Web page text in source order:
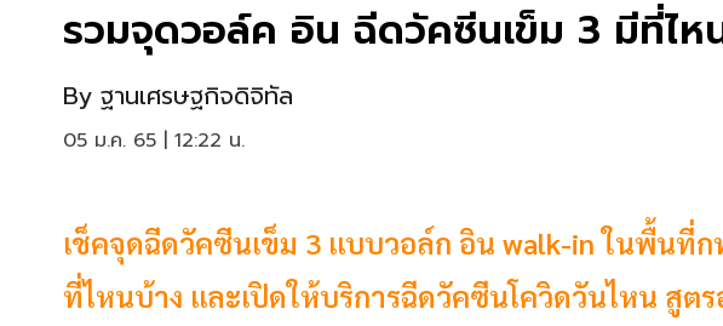
รวมจุดวอล์ค อิน ฉีดวัคซีนเข็ม 3 มีที่ไห
By ฐานเศรษฐกิจดิจิทัล
05 ม.ค. 65 | 12:22 น.
เช็คจุดฉีดวัคซีนเข็ม 3 แบบวอล์ก อิน walk-in ในพื้นที่
ที่ไหนบ้าง และเปิดให้บริการฉีดวัคซีนโควิดวันไหน สูต